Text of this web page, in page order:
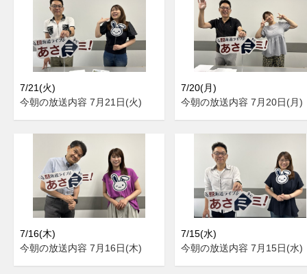
7/21(火)
今朝の放送内容 7月21日(火)
7/20(月)
今朝の放送内容 7月20日(月)
7/16(木)
今朝の放送内容 7月16日(木)
7/15(水)
今朝の放送内容 7月15日(水)